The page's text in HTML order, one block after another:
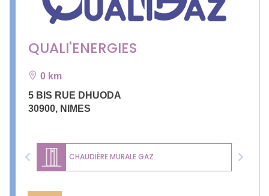
QUALI'ENERGIES
0 km
5 BIS RUE DHUODA
30900, NIMES
CHAUDIÈRE MURALE GAZ
Previous Next